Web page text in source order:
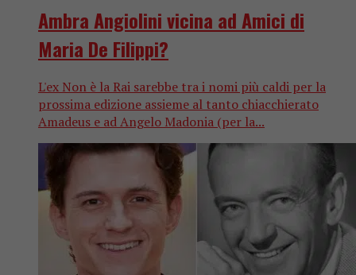
Ambra Angiolini vicina ad Amici di
Maria De Filippi?
L'ex Non è la Rai sarebbe tra i nomi più caldi per la
prossima edizione assieme al tanto chiacchierato
Amadeus e ad Angelo Madonia (per la...